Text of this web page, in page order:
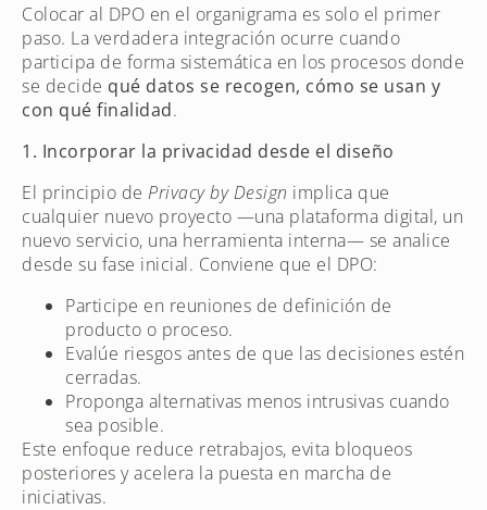
Colocar al DPO en el organigrama es solo el primer
paso. La verdadera integración ocurre cuando
participa de forma sistemática en los procesos donde
se decide qué datos se recogen, cómo se usan y
con qué finalidad.
1. Incorporar la privacidad desde el diseño
El principio de Privacy by Design implica que
cualquier nuevo proyecto —una plataforma digital, un
nuevo servicio, una herramienta interna— se analice
desde su fase inicial. Conviene que el DPO:
Participe en reuniones de definición de
producto o proceso.
Evalúe riesgos antes de que las decisiones estén
cerradas.
Proponga alternativas menos intrusivas cuando
sea posible.
Este enfoque reduce retrabajos, evita bloqueos
posteriores y acelera la puesta en marcha de
iniciativas.